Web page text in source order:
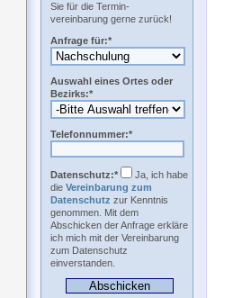
Sie für die Termin-
vereinbarung gerne zurück!
Anfrage für:*
Auswahl eines Ortes oder
Bezirks:*
Telefonnummer:*
Datenschutz:*
Ja, ich habe
die Vereinbarung zum
Datenschutz zur Kenntnis
genommen. Mit dem
Abschicken der Anfrage erkläre
ich mich mit der Vereinbarung
zum Datenschutz
einverstanden.